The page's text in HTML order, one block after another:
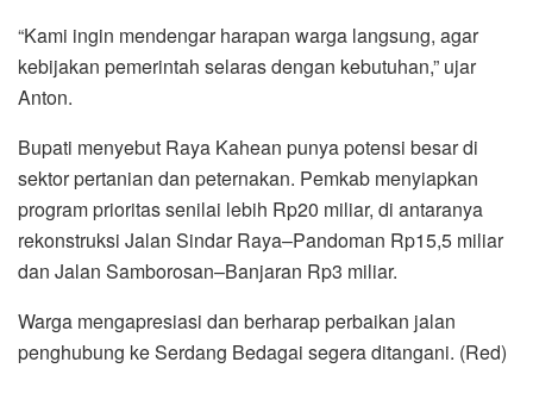
“Kami ingin mendengar harapan warga langsung, agar
kebijakan pemerintah selaras dengan kebutuhan,” ujar
Anton.
Bupati menyebut Raya Kahean punya potensi besar di
sektor pertanian dan peternakan. Pemkab menyiapkan
program prioritas senilai lebih Rp20 miliar, di antaranya
rekonstruksi Jalan Sindar Raya–Pandoman Rp15,5 miliar
dan Jalan Samborosan–Banjaran Rp3 miliar.
Warga mengapresiasi dan berharap perbaikan jalan
penghubung ke Serdang Bedagai segera ditangani. (Red)